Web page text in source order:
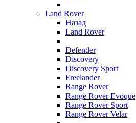
Land Rover
Назад
Land Rover
Defender
Discovery
Discovery Sport
Freelander
Range Rover
Range Rover Evoque
Range Rover Sport
Range Rover Velar